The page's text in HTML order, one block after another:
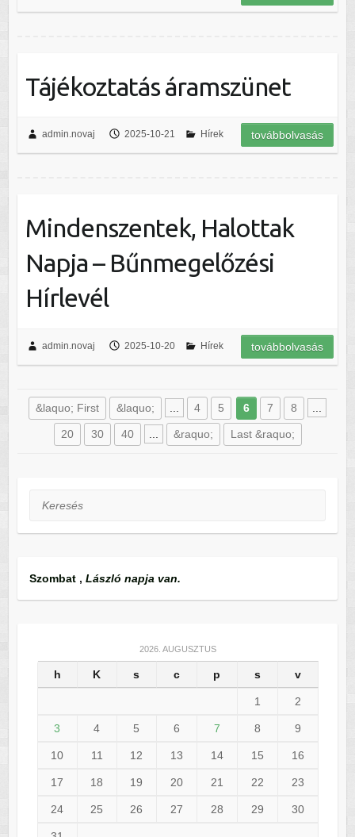
Tájékoztatás áramszünet
admin.novaj 2025-10-21 Hírek továbbolvasás
Mindenszentek, Halottak
Napja – Bűnmegelőzési
Hírlevél
admin.novaj 2025-10-20 Hírek továbbolvasás
&laquo; First &laquo; 4 5 6 7 8
20 30 40 &raquo; Last &raquo;
Keresés
Szombat , László napja van.
2026. AUGUSZTUS
h K s c p s v
1 2
3 4 5 6 7 8 9
10 11 12 13 14 15 16
17 18 19 20 21 22 23
24 25 26 27 28 29 30